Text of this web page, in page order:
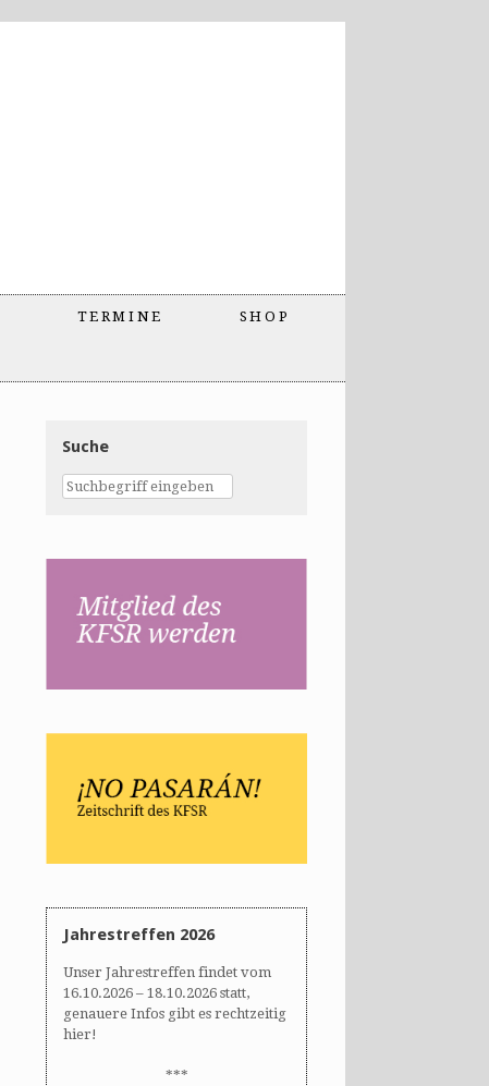
TERMINE SHOP
Suche
Jahrestreffen 2026
Unser Jahrestreffen findet vom
16.10.2026 – 18.10.2026 statt,
genauere Infos gibt es rechtzeitig
hier!
***